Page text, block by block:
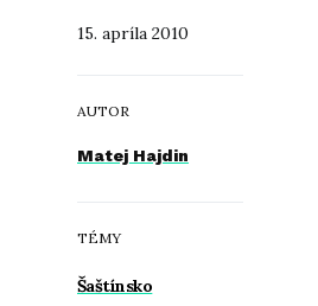
15. apríla 2010
AUTOR
Matej Hajdin
TÉMY
Šaštínsko